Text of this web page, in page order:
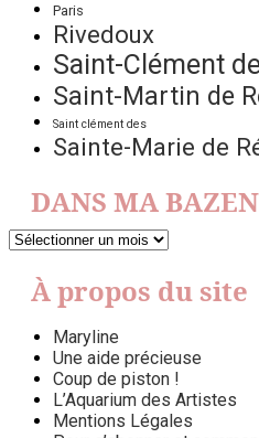
Paris
Rivedoux
Saint-Clément
Saint-Martin de
Saint clément des
Sainte-Marie de
DANS MA
DANS
BAZENNE
(ARCHIVES)
À propos du site
Maryline
Une aide précieuse
Coup de piston !
L’Aquarium des Artistes
Mentions Légales